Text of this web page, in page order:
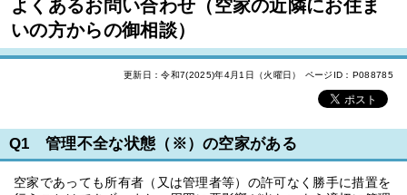
よくあるお問い合わせ（空家の近隣にお住ま
いの方からの御相談）
更新日：令和7(2025)年4月1日（火曜日） ページID：P088785
Q1 管理不全な状態（※）の空家がある
空家であっても所有者（又は管理者等）の許可なく勝手に措置を